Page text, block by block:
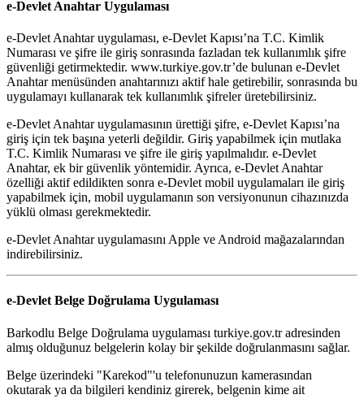
e-Devlet Anahtar Uygulaması
e-Devlet Anahtar uygulaması, e-Devlet Kapısı’na T.C. Kimlik
Numarası ve şifre ile giriş sonrasında fazladan tek kullanımlık şifre
güvenliği getirmektedir. www.turkiye.gov.tr’de bulunan e-Devlet
Anahtar menüsünden anahtarınızı aktif hale getirebilir, sonrasında bu
uygulamayı kullanarak tek kullanımlık şifreler üretebilirsiniz.
e-Devlet Anahtar uygulamasının ürettiği şifre, e-Devlet Kapısı’na
giriş için tek başına yeterli değildir. Giriş yapabilmek için mutlaka
T.C. Kimlik Numarası ve şifre ile giriş yapılmalıdır. e-Devlet
Anahtar, ek bir güvenlik yöntemidir. Ayrıca, e-Devlet Anahtar
özelliği aktif edildikten sonra e-Devlet mobil uygulamaları ile giriş
yapabilmek için, mobil uygulamanın son versiyonunun cihazınızda
yüklü olması gerekmektedir.
e-Devlet Anahtar uygulamasını Apple ve Android mağazalarından
indirebilirsiniz.
e-Devlet Belge Doğrulama Uygulaması
Barkodlu Belge Doğrulama uygulaması turkiye.gov.tr adresinden
almış olduğunuz belgelerin kolay bir şekilde doğrulanmasını sağlar.
Belge üzerindeki "Karekod"'u telefonunuzun kamerasından
okutarak ya da bilgileri kendiniz girerek, belgenin kime ait